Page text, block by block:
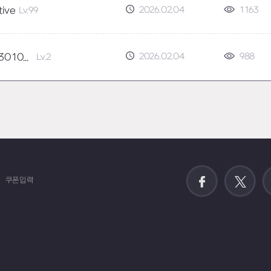
Lv.99 2026.02.04 1163
뽱구_53010738 Lv.2 2026.02.04 988
쿠폰입력